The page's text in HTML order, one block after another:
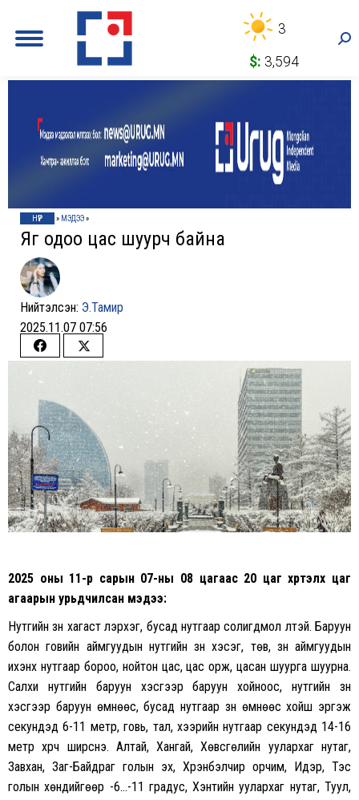
3
$: 3,594
НҮҮР » МЭДЭЭ»
Яг одоо цас шуурч байна
Нийтэлсэн: Э.Тамир
2025.11.07 07:56
Share
on
Facebook
Share
2025 оны 11-р сарын 07-ны 08 цагаас 20 цаг хүртэлх цаг
агаарын урьдчилсан мэдээ:
Нутгийн зүүн хагаст үүлэрхэг, бусад нутгаар солигдмол үүлтэй. Баруун
болон говийн аймгуудын нутгийн зүүн хэсэг, төв, зүүн аймгуудын
ихэнх нутгаар бороо, нойтон цас, цас орж, цасан шуурга шуурна.
Салхи нутгийн баруун хэсгээр баруун хойноос, нутгийн зүүн
хэсгээр баруун өмнөөс, бусад нутгаар зүүн өмнөөс хойш эргэж
секундэд 6-11 метр, говь, тал, хээрийн нутгаар секундэд 14-16
метр хүрч ширүүснэ. Алтай, Хангай, Хөвсгөлийн уулархаг нутаг,
Завхан, Заг-Байдраг голын эх, Хүрэнбэлчир орчим, Идэр, Тэс
голын хөндийгөөр -6…-11 градус, Хэнтийн уулархаг нутаг, Туул,